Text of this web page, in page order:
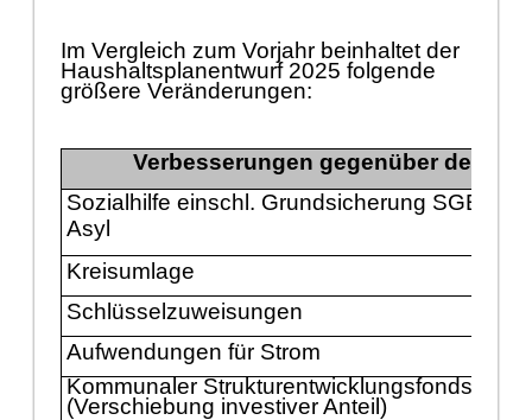
Im Vergleich zum Vorjahr beinhaltet der
Haushaltsplanentwurf 2025 folgende
größere Veränderungen:
Verbesserungen gegenüber den
Sozialhilfe einschl. Grundsicherung SGB II,
Asyl
Kreisumlage
Schlüsselzuweisungen
Aufwendungen für Strom
Kommunaler Strukturentwicklungsfonds
(Verschiebung investiver Anteil)